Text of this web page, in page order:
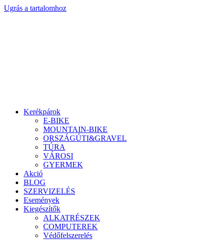
Ugrás a tartalomhoz
Kerékpárok
E-BIKE
MOUNTAIN-BIKE
ORSZÁGÚTI&GRAVEL
TÚRA
VÁROSI
GYERMEK
Akció
BLOG
SZERVIZELÉS
Események
Kiegészítők
ALKATRÉSZEK
COMPUTEREK
Védőfelszerelés